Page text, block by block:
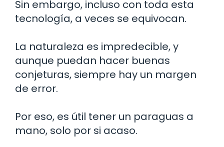
Sin embargo, incluso con toda esta
tecnología, a veces se equivocan.
La naturaleza es impredecible, y
aunque puedan hacer buenas
conjeturas, siempre hay un margen
de error.
Por eso, es útil tener un paraguas a
mano, solo por si acaso.